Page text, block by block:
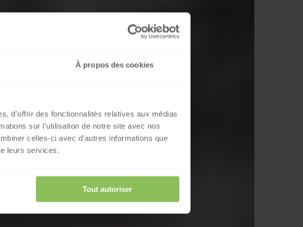
À propos des cookies
d'offrir des fonctionnalités relatives aux médias
sur l'utilisation de notre site avec nos
celles-ci avec d'autres informations que
leurs services.
Tout autoriser